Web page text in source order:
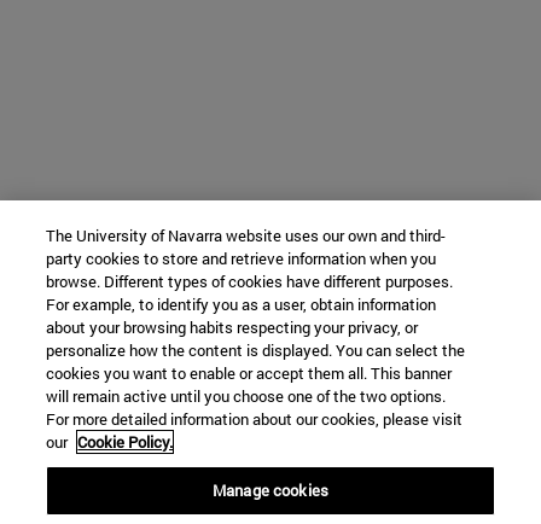
The University of Navarra website uses our own and third-
party cookies to store and retrieve information when you
browse. Different types of cookies have different purposes.
For example, to identify you as a user, obtain information
about your browsing habits respecting your privacy, or
personalize how the content is displayed. You can select the
cookies you want to enable or accept them all. This banner
will remain active until you choose one of the two options.
For more detailed information about our cookies, please visit
our Cookie Policy.
Manage cookies